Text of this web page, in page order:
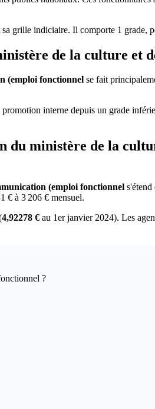
grille indiciaire. Il comporte 1 grade,
de la culture et
(emploi fonctionnel se fait
interne depuis un grade
ministère de la
(emploi fonctionnel s'étend
€ à 3 206 € mensuel.
4,92278 € au 1er janvier 2024). Les
?